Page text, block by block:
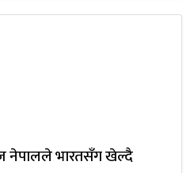
नेपालले भारतसँग खेल्दै